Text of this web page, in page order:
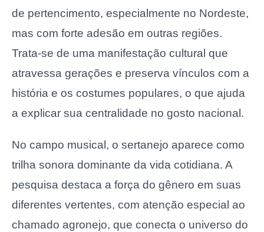
de pertencimento, especialmente no Nordeste,
mas com forte adesão em outras regiões.
Trata-se de uma manifestação cultural que
atravessa gerações e preserva vínculos com a
história e os costumes populares, o que ajuda
a explicar sua centralidade no gosto nacional.
No campo musical, o sertanejo aparece como
trilha sonora dominante da vida cotidiana. A
pesquisa destaca a força do gênero em suas
diferentes vertentes, com atenção especial ao
chamado agronejo, que conecta o universo do